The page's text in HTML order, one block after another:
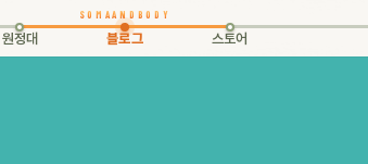
원정대 블로그 스토어